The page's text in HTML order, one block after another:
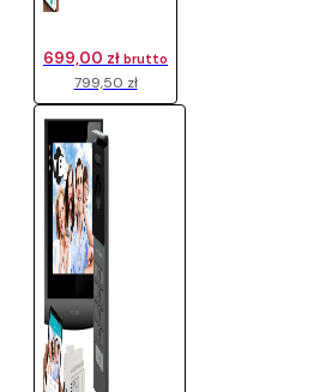
799,50 zł
699,00 zł brutto